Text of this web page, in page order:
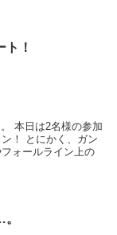
ト！
本日は2名様の参加
！ とにかく、ガン
ォールライン上の